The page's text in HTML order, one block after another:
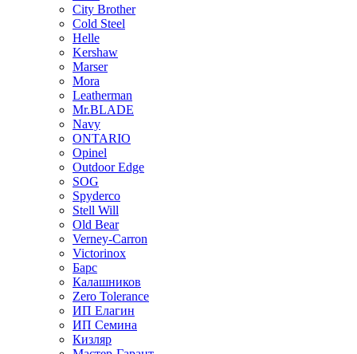
City Brother
Cold Steel
Helle
Kershaw
Marser
Mora
Leatherman
Mr.BLADE
Navy
ONTARIO
Opinel
Outdoor Edge
SOG
Spyderco
Stell Will
Old Bear
Verney-Carron
Victorinox
Барс
Калашников
Zero Tolerance
ИП Елагин
ИП Семина
Кизляр